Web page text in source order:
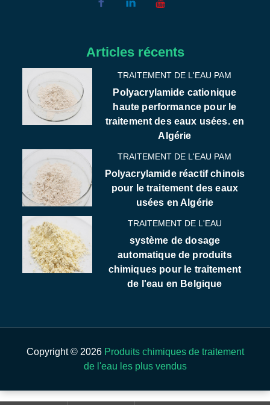
Articles récents
TRAITEMENT DE L'EAU PAM
Polyacrylamide cationique
haute performance pour le
traitement des eaux usées. en
Algérie
TRAITEMENT DE L'EAU PAM
Polyacrylamide réactif chinois
pour le traitement des eaux
usées en Algérie
TRAITEMENT DE L'EAU
système de dosage
automatique de produits
chimiques pour le traitement
de l'eau en Belgique
Copyright © 2026 Produits chimiques de traitement
de l'eau les plus vendus